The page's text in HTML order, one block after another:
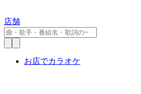
店舗
お店でカラオケ